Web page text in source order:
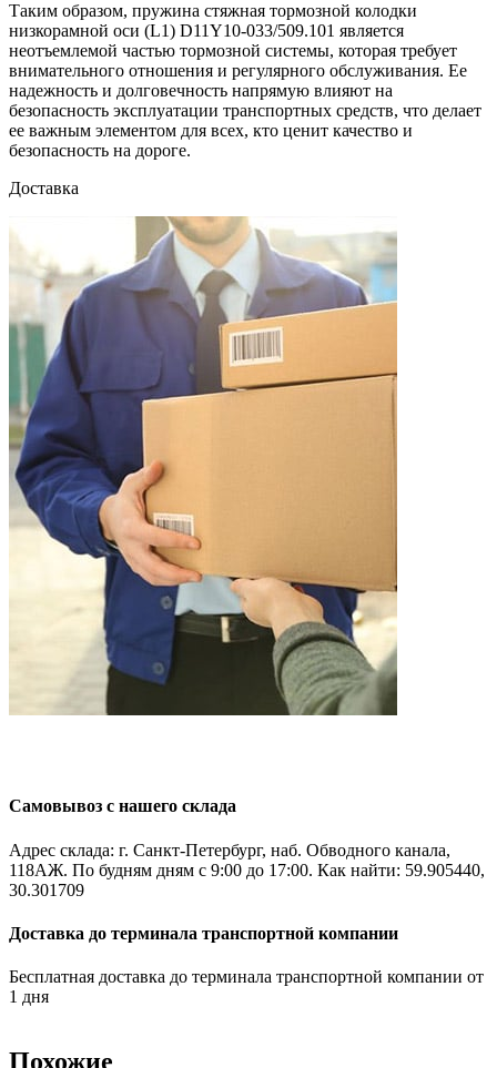
Таким образом, пружина стяжная тормозной колодки
низкорамной оси (L1) D11Y10-033/509.101 является
неотъемлемой частью тормозной системы, которая требует
внимательного отношения и регулярного обслуживания. Ее
надежность и долговечность напрямую влияют на
безопасность эксплуатации транспортных средств, что делает
ее важным элементом для всех, кто ценит качество и
безопасность на дороге.
Доставка
Самовывоз с нашего склада
Адрес склада: г. Санкт-Петербург, наб. Обводного канала,
118АЖ. По будням дням с 9:00 до 17:00. Как найти: 59.905440,
30.301709
Доставка до терминала транспортной компании
Бесплатная доставка до терминала транспортной компании от
1 дня
Похожие